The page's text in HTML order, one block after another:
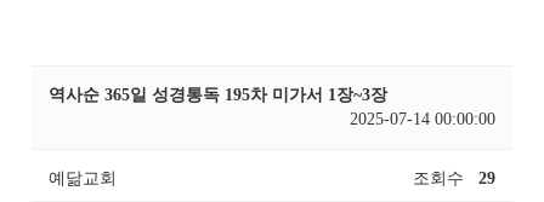
역사순 365일 성경통독 195차 미가서 1장~3장
2025-07-14 00:00:00
예닮교회 조회수 29